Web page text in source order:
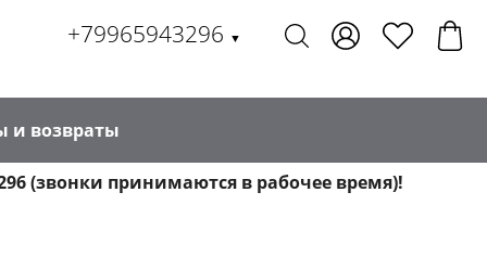
+79965943296 ▼
и возвраты
(звонки принимаются в рабочее время)!